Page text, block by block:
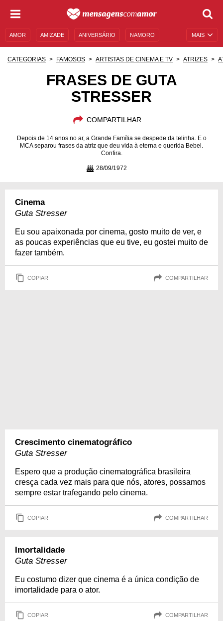
MAIS
AMOR AMIZADE ANIVERSÁRIO NAMORO
MENSAGENS DE ANIVERSÁRIO
CATEGORIAS FAMOSOS ARTISTAS DE CINEMA E TV ATRIZES
FRASES DE GUTA
STRESSER
COMPARTILHAR
Depois de 14 anos no ar, a Grande Família se despede da telinha. E o
MCA separou frases da atriz que deu vida à eterna e querida Bebel.
Confira.
28/09/1972
Cinema
Guta Stresser
Eu sou apaixonada por cinema, gosto muito de ver, e
as poucas experiências que eu tive, eu gostei muito de
fazer também.
COPIAR COMPARTILHAR
Crescimento cinematográfico
Guta Stresser
Espero que a produção cinematográfica brasileira
cresça cada vez mais para que nós, atores, possamos
sempre estar trafegando pelo cinema.
COPIAR COMPARTILHAR
Imortalidade
Guta Stresser
Eu costumo dizer que cinema é a única condição de
imortalidade para o ator.
COPIAR COMPARTILHAR